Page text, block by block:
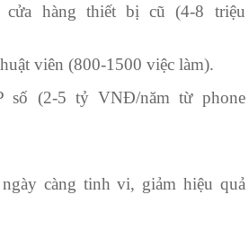
cửa hàng thiết bị cũ (4-8 triệu
viên (800-1500 việc làm).
số (2-5 tỷ VNĐ/năm từ phone
càng tinh vi, giảm hiệu quả